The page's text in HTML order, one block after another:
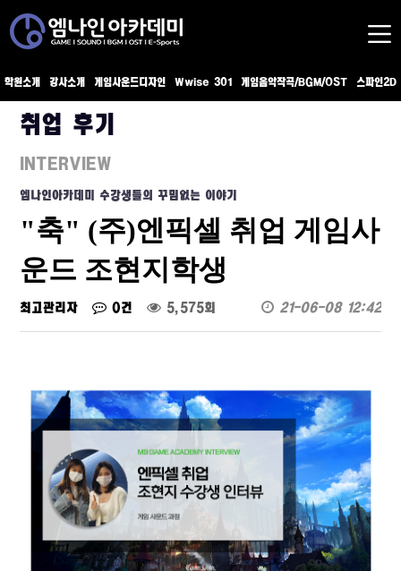
학원소개 강사소개 게임사운드디자인 Wwise 301 게임음악작곡/BGM/OST 스파인2D
취업 후기
INTERVIEW
엠나인아카데미 수강생들의 꾸밈없는 이야기
"축" (주)엔픽셀 취업 게임사
운드 조현지학생
최고관리자 0건 5,575회 21-06-08 12:42